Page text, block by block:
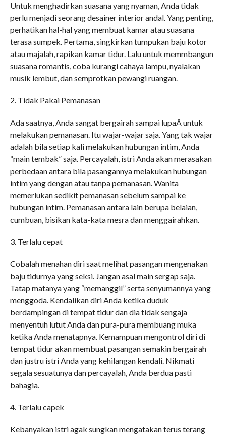
Untuk menghadirkan suasana yang nyaman, Anda tidak
perlu menjadi seorang desainer interior andal. Yang penting,
perhatikan hal-hal yang membuat kamar atau suasana
terasa sumpek. Pertama, singkirkan tumpukan baju kotor
atau majalah, rapikan kamar tidur. Lalu untuk memmbangun
suasana romantis, coba kurangi cahaya lampu, nyalakan
musik lembut, dan semprotkan pewangi ruangan.
2. Tidak Pakai Pemanasan
Ada saatnya, Anda sangat bergairah sampai lupaÂ untuk
melakukan pemanasan. Itu wajar-wajar saja. Yang tak wajar
adalah bila setiap kali melakukan hubungan intim, Anda
“main tembak” saja. Percayalah, istri Anda akan merasakan
perbedaan antara bila pasangannya melakukan hubungan
intim yang dengan atau tanpa pemanasan. Wanita
memerlukan sedikit pemanasan sebelum sampai ke
hubungan intim. Pemanasan antara lain berupa belaian,
cumbuan, bisikan kata-kata mesra dan menggairahkan.
3. Terlalu cepat
Cobalah menahan diri saat melihat pasangan mengenakan
baju tidurnya yang seksi. Jangan asal main sergap saja.
Tatap matanya yang “memanggil” serta senyumannya yang
menggoda. Kendalikan diri Anda ketika duduk
berdampingan di tempat tidur dan dia tidak sengaja
menyentuh lutut Anda dan pura-pura membuang muka
ketika Anda menatapnya. Kemampuan mengontrol diri di
tempat tidur akan membuat pasangan semakin bergairah
dan justru istri Anda yang kehilangan kendali. Nikmati
segala sesuatunya dan percayalah, Anda berdua pasti
bahagia.
4. Terlalu capek
Kebanyakan istri agak sungkan mengatakan terus terang